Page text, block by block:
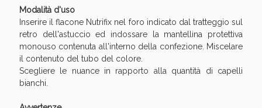
Modalità d'uso
Inserire il flacone Nutrifix nel foro indicato dal tratteggio sul
retro dell'astuccio ed indossare la mantellina protettiva
monouso contenuta all'interno della confezione. Miscelare
il contenuto del tubo del colore.
Scegliere le nuance in rapporto alla quantità di capelli
bianchi.